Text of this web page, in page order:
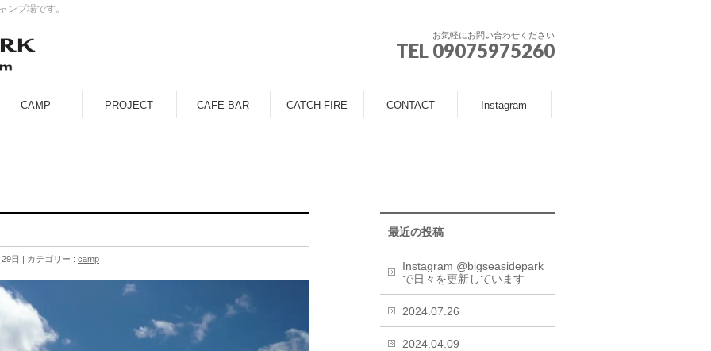
ンプ場です。
お気軽にお問い合わせください
TEL 09075975260
CAMP PROJECT CAFE BAR CATCH FIRE CONTACT Instagram
日 カテゴリー : camp
最近の投稿
Instagram @bigseasidepark
で日々を更新しています
2024.07.26
2024.04.09